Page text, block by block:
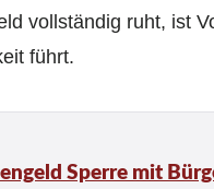
vollständig ruht, ist
führt.
Sperre mit